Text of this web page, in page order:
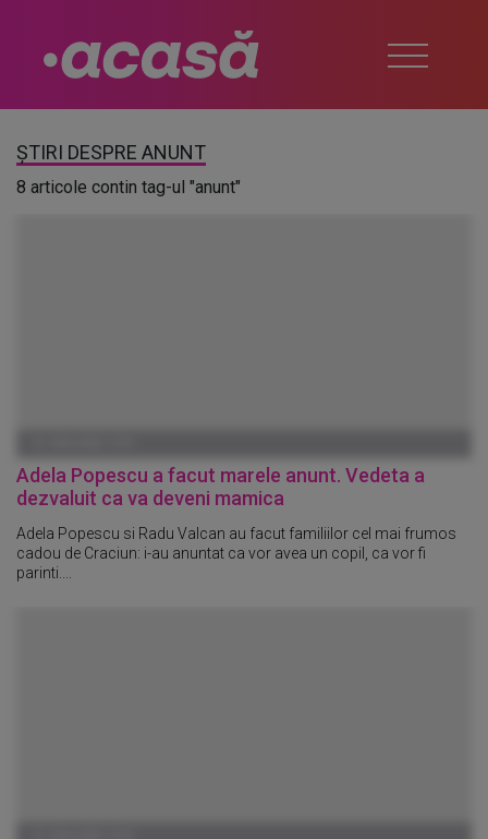
ȘTIRI DESPRE ANUNT
8 articole contin tag-ul "anunt"
Adela Popescu a facut marele anunt. Vedeta a
dezvaluit ca va deveni mamica
Adela Popescu si Radu Valcan au facut familiilor cel mai frumos
cadou de Craciun: i-au anuntat ca vor avea un copil, ca vor fi
parinti....